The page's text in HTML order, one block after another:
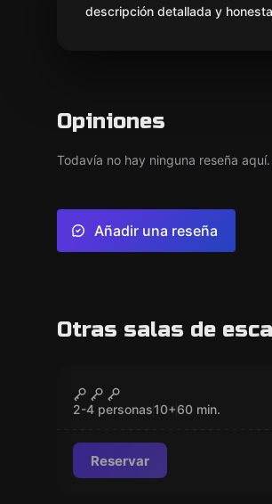
descripción detallada y
Opiniones
Todavía no hay ninguna reseña
Añadir una reseña
Otras salas de
Survival VR
2-4 personas10+60 min.
Reservar